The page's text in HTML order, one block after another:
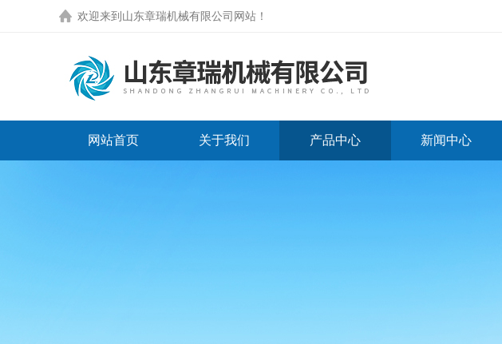
欢迎来到 山东章瑞机械有限公司网站 ！
网站首页 关于我们 产品中心 新闻中心